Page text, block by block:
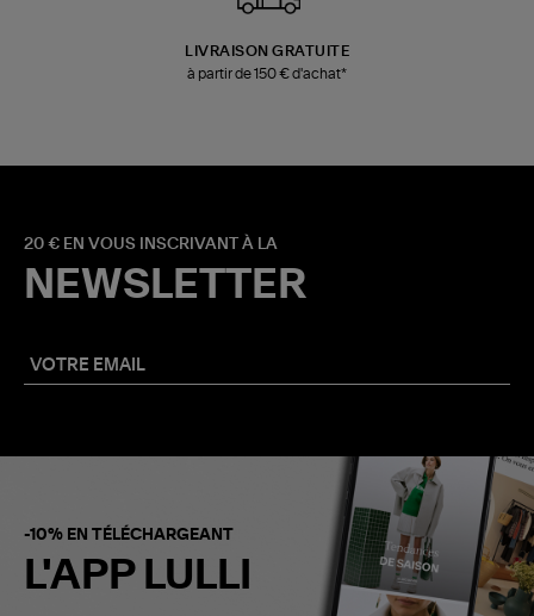
LIVRAISON GRATUITE
à partir de 150 € d'achat*
20 € EN VOUS INSCRIVANT À LA
NEWSLETTER
-10% EN TÉLÉCHARGEANT
L'APP LULLI